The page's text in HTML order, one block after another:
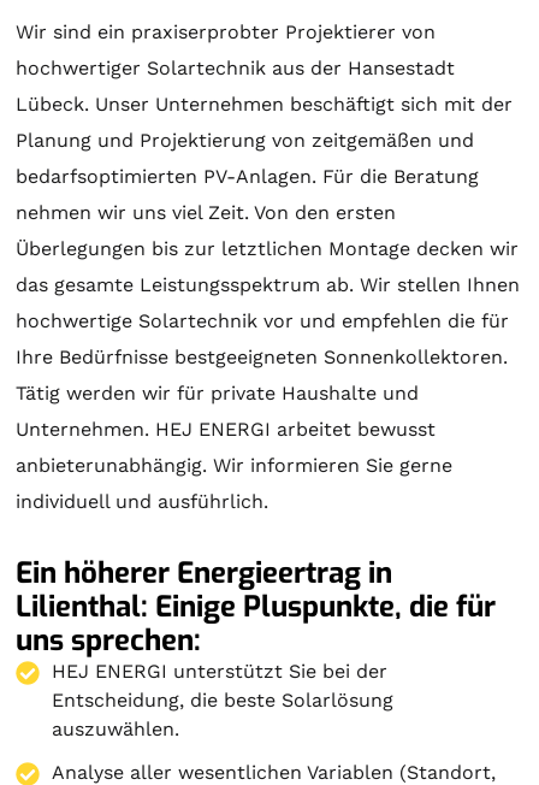
Wir sind ein praxiserprobter Projektierer von
hochwertiger Solartechnik aus der Hansestadt
Lübeck. Unser Unternehmen beschäftigt sich mit der
Planung und Projektierung von zeitgemäßen und
bedarfsoptimierten PV-Anlagen. Für die Beratung
nehmen wir uns viel Zeit. Von den ersten
Überlegungen bis zur letztlichen Montage decken wir
das gesamte Leistungsspektrum ab. Wir stellen Ihnen
hochwertige Solartechnik vor und empfehlen die für
Ihre Bedürfnisse bestgeeigneten Sonnenkollektoren.
Tätig werden wir für private Haushalte und
Unternehmen. HEJ ENERGI arbeitet bewusst
anbieterunabhängig. Wir informieren Sie gerne
individuell und ausführlich.
Ein höherer Energieertrag in
Lilienthal: Einige Pluspunkte, die für
uns sprechen:
HEJ ENERGI unterstützt Sie bei der
Entscheidung, die beste Solarlösung
auszuwählen.
Analyse aller wesentlichen Variablen (Standort,